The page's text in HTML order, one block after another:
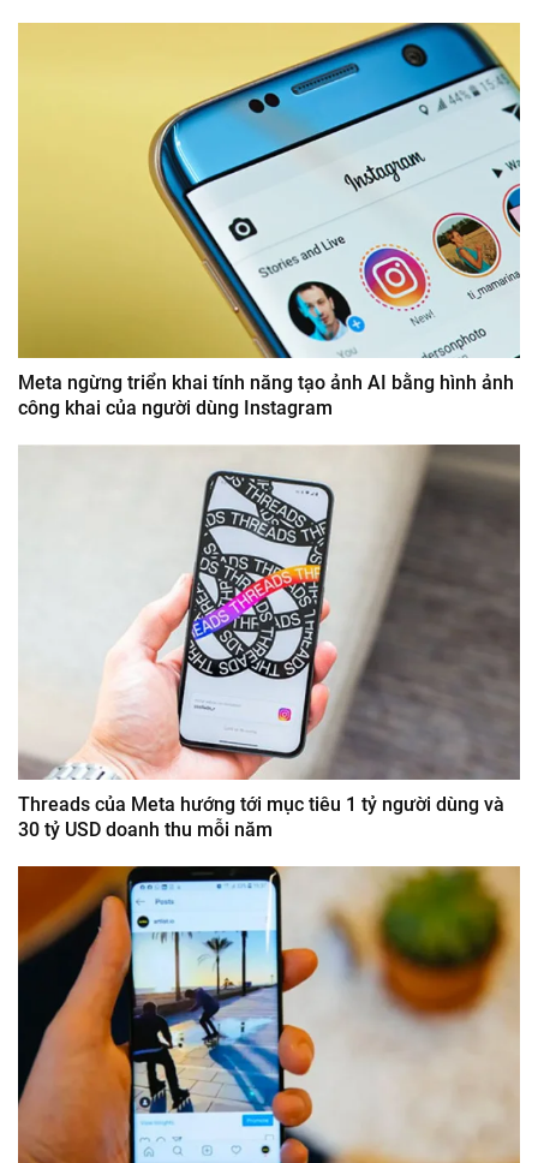
Meta ngừng triển khai tính năng tạo ảnh AI bằng hình ảnh
công khai của người dùng Instagram
Threads của Meta hướng tới mục tiêu 1 tỷ người dùng và
30 tỷ USD doanh thu mỗi năm